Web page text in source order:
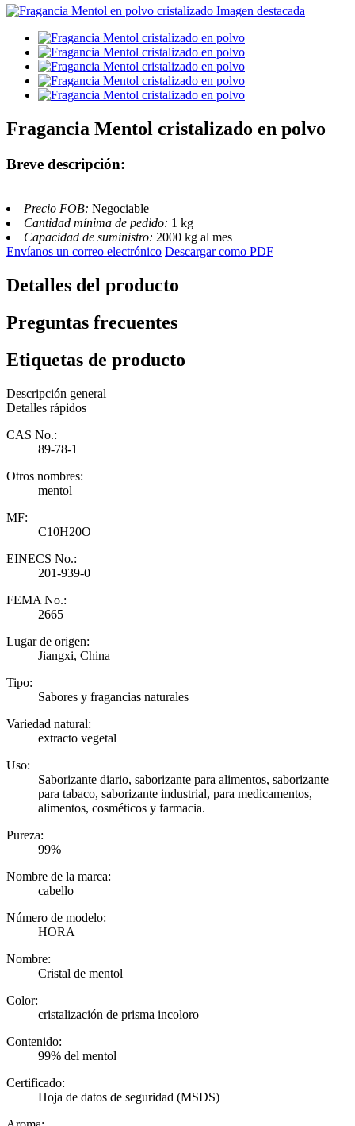
Fragancia Mentol cristalizado en polvo
Breve descripción:
Precio FOB: Negociable
Cantidad mínima de pedido: 1 kg
Capacidad de suministro: 2000 kg al mes
Envíanos un correo electrónico Descargar como PDF
Detalles del producto
Preguntas frecuentes
Etiquetas de producto
Descripción general
Detalles rápidos
CAS No.:
89-78-1
Otros nombres:
mentol
MF:
C10H20O
EINECS No.:
201-939-0
FEMA No.:
2665
Lugar de origen:
Jiangxi, China
Tipo:
Sabores y fragancias naturales
Variedad natural:
extracto vegetal
Uso:
Saborizante diario, saborizante para alimentos, saborizante
para tabaco, saborizante industrial, para medicamentos,
alimentos, cosméticos y farmacia.
Pureza:
99%
Nombre de la marca:
cabello
Número de modelo:
HORA
Nombre:
Cristal de mentol
Color:
cristalización de prisma incoloro
Contenido:
99% del mentol
Certificado:
Hoja de datos de seguridad (MSDS)